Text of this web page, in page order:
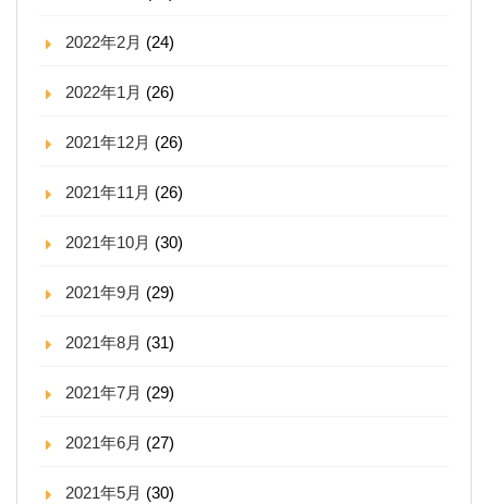
2022年2月 (24)
2022年1月 (26)
2021年12月 (26)
2021年11月 (26)
2021年10月 (30)
2021年9月 (29)
2021年8月 (31)
2021年7月 (29)
2021年6月 (27)
2021年5月 (30)